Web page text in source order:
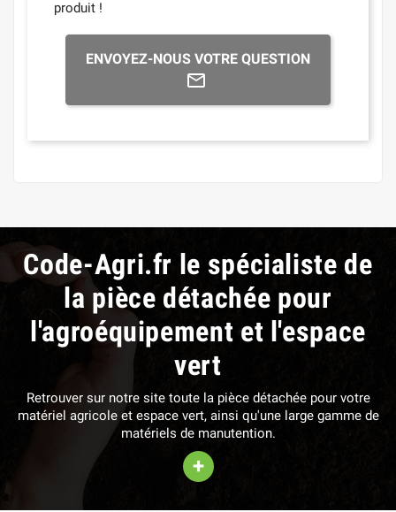
produit !
ENVOYEZ-NOUS VOTRE QUESTION
Code-Agri.fr le spécialiste de
la pièce détachée pour
l'agroéquipement et l'espace
vert
Retrouver sur notre site toute la pièce détachée pour votre
matériel agricole et espace vert, ainsi qu'une large gamme de
matériels de manutention.
+